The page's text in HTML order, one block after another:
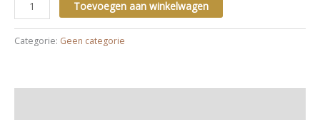
KlantKiezer
GPT
Stop
Toevoegen aan winkelwagen
Categorie: Geen categorie